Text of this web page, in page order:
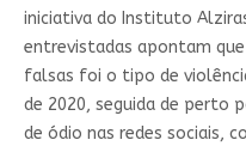
iniciativa do Instituto
entrevistadas apontam
falsas foi o tipo de
de 2020, seguida de perto
de ódio nas redes sociais,